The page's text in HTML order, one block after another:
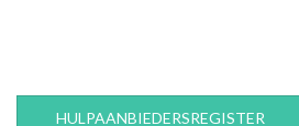
HULPAANBIEDERSREGISTER